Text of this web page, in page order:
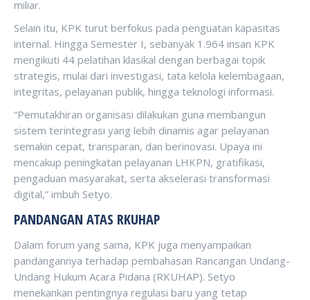
miliar.
Selain itu, KPK turut berfokus pada penguatan kapasitas
internal. Hingga Semester I, sebanyak 1.964 insan KPK
mengikuti 44 pelatihan klasikal dengan berbagai topik
strategis, mulai dari investigasi, tata kelola kelembagaan,
integritas, pelayanan publik, hingga teknologi informasi.
“Pemutakhiran organisasi dilakukan guna membangun
sistem terintegrasi yang lebih dinamis agar pelayanan
semakin cepat, transparan, dan berinovasi. Upaya ini
mencakup peningkatan pelayanan LHKPN, gratifikasi,
pengaduan masyarakat, serta akselerasi transformasi
digital,” imbuh Setyo.
PANDANGAN ATAS RKUHAP
Dalam forum yang sama, KPK juga menyampaikan
pandangannya terhadap pembahasan Rancangan Undang-
Undang Hukum Acara Pidana (RKUHAP). Setyo
menekankan pentingnya regulasi baru yang tetap